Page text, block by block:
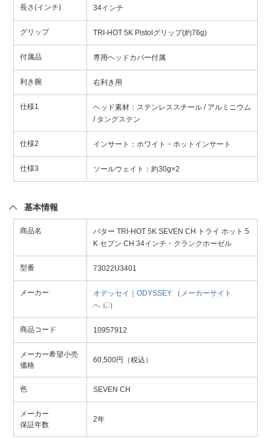
長さ(インチ) 34インチ
グリップ TRI-HOT 5K Pistolグリップ(約76g)
付属品 専用ヘッドカバー付属
利き腕 右利き用
仕様1
ヘッド素材：ステンレススチール / アルミニウム
/ タングステン
仕様2 インサート：ホワイト・ホットインサート
仕様3 ソールウェイト：約30g×2
基本情報
商品名
パター TRI-HOT 5K SEVEN CH トライ ホット 5
K セブン CH 34インチ・クランクホーゼル
型番 73022U3401
メーカー オデッセイ｜ODYSSEY （ メーカーサイト
へ
）
商品コード 10957912
メーカー希望小売
価格
60,500円（税込）
色 SEVEN CH
メーカー
保証年数
2年